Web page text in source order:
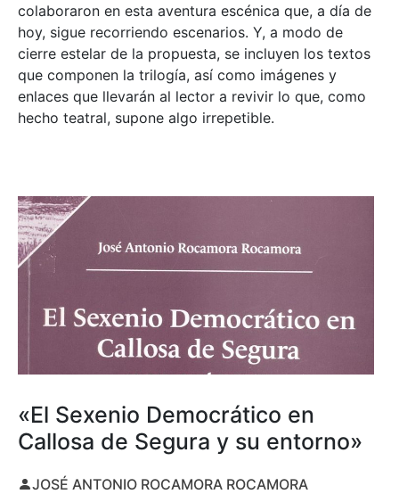
colaboraron en esta aventura escénica que, a día de
hoy, sigue recorriendo escenarios. Y, a modo de
cierre estelar de la propuesta, se incluyen los textos
que componen la trilogía, así como imágenes y
enlaces que llevarán al lector a revivir lo que, como
hecho teatral, supone algo irrepetible.
«El Sexenio Democrático en
Callosa de Segura y su entorno»
JOSÉ ANTONIO ROCAMORA ROCAMORA